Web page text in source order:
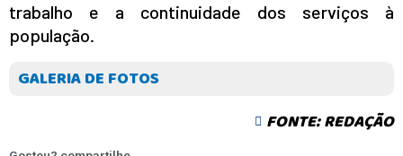
trabalho e a continuidade dos serviços à
população.
GALERIA DE FOTOS
FONTE: REDAÇÃO